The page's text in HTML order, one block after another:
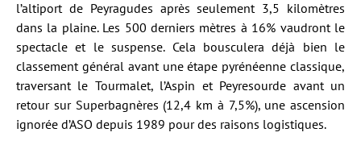
l’altiport de Peyragudes après seulement 3,5 kilomètres
dans la plaine. Les 500 derniers mètres à 16% vaudront le
spectacle et le suspense. Cela bousculera déjà bien le
classement général avant une étape pyrénéenne classique,
traversant le Tourmalet, l’Aspin et Peyresourde avant un
retour sur Superbagnères (12,4 km à 7,5%), une ascension
ignorée d’ASO depuis 1989 pour des raisons logistiques.